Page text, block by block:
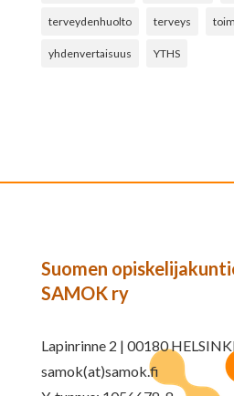
terveydenhuolto terveys
yhdenvertaisuus YTHS
Suomen
SAMOK ry
Lapinrinne 2 | 00180
samok(at)samok.fi